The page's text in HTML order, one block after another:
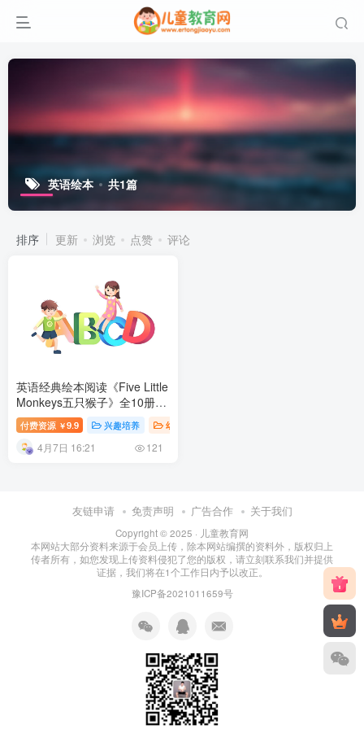
英语绘本 共1篇
排序 更新 浏览 点赞 评论
英语经典绘本阅读《Five Little
Monkeys五只猴子》全10册
PDF绘本+音频 百度网盘下载
付费资源 ￥9.9 兴趣培养 幼儿知识
4月7日 16:21 121
友链申请 免责声明 广告合作 关于我们
Copyright © 2025 · 儿童教育网
本网站大部分资料来源于会员上传，除本网站编撰的资料外，版权归上
传者所有，如您发现上传资料侵犯了您的版权，请立刻联系我们并提供
证据，我们将在1个工作日内予以改正。
豫ICP备2021011659号